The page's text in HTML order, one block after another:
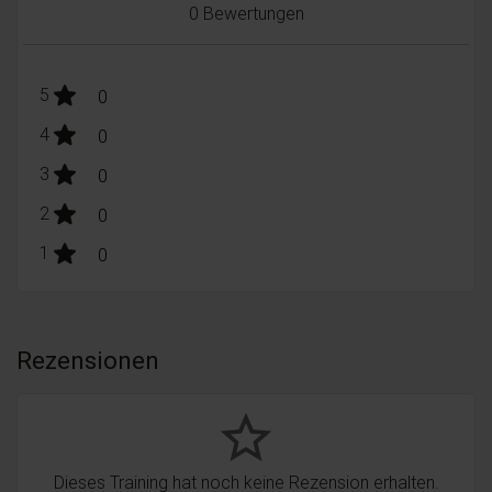
0 Bewertungen
5 stars: 0
Bewertungen
4stars: 0
Bewertungen
3 stars: 0
Bewertungen
2 stars: 0
Bewertungen
1 stars: 0
Bewertungen
Rezensionen
star_border
Dieses Training hat noch keine Rezension erhalten.